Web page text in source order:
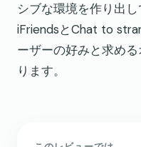
シブな環境を作り出し
iFriendsとChat to
ーザーの好みと求め
ります。